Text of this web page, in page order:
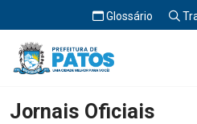
Glossário
Início Jornais Oficiais
Jornais Oficiais